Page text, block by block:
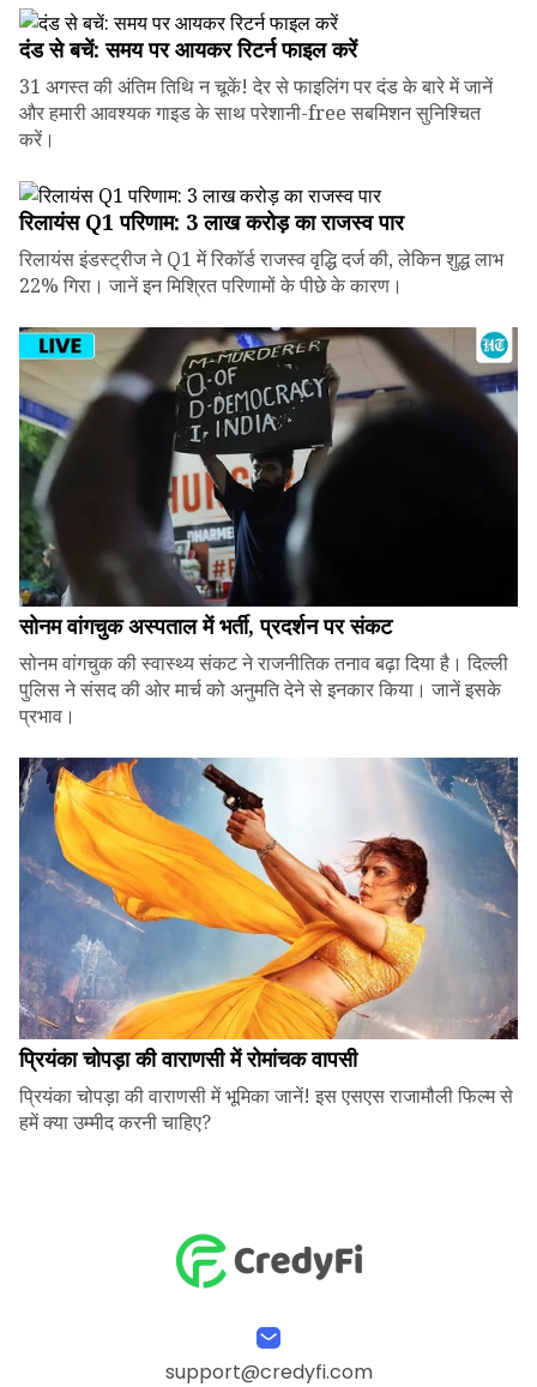
दंड से बचें: समय पर आयकर रिटर्न फाइल करें
31 अगस्त की अंतिम तिथि न चूकें! देर से फाइलिंग पर दंड के बारे में जानें
और हमारी आवश्यक गाइड के साथ परेशानी-free सबमिशन सुनिश्चित
करें।
रिलायंस Q1 परिणाम: ₹3 लाख करोड़ का राजस्व पार
रिलायंस इंडस्ट्रीज ने Q1 में रिकॉर्ड राजस्व वृद्धि दर्ज की, लेकिन शुद्ध लाभ
22% गिरा। जानें इन मिश्रित परिणामों के पीछे के कारण।
सोनम वांगचुक अस्पताल में भर्ती, प्रदर्शन पर संकट
सोनम वांगचुक की स्वास्थ्य संकट ने राजनीतिक तनाव बढ़ा दिया है। दिल्ली
पुलिस ने संसद की ओर मार्च को अनुमति देने से इनकार किया। जानें इसके
प्रभाव।
प्रियंका चोपड़ा की वाराणसी में रोमांचक वापसी
प्रियंका चोपड़ा की वाराणसी में भूमिका जानें! इस एसएस राजामौली फिल्म से
हमें क्या उम्मीद करनी चाहिए?
support@credyfi.com